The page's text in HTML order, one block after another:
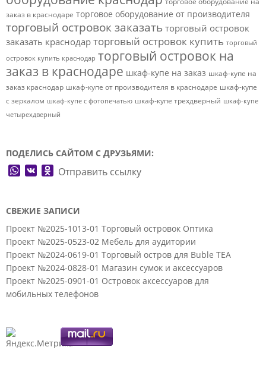
заказ в краснодаре торговое оборудование от производителя
торговый островок заказать торговый островок
заказать краснодар торговый островок купить торговый
островок купить краснодар торговый островок на
заказ в краснодаре шкаф-купе на заказ шкаф-купе на
заказ краснодар шкаф-купе от производителя в краснодаре шкаф-купе
с зеркалом шкаф-купе с фотопечатью шкаф-купе трехдверный шкаф-купе
четырехдверный
ПОДЕЛИСЬ САЙТОМ С ДРУЗЬЯМИ:
WhatsApp
VK Odnoklassniki
Отправить ссылку
СВЕЖИЕ ЗАПИСИ
Проект №2025-1013-01 Торговый островок Оптика
Проект №2025-0523-02 Мебель для аудитории
Проект №2024-0619-01 Торговый остров для Buble TEA
Проект №2024-0828-01 Магазин сумок и аксессуаров
Проект №2025-0901-01 Островок аксессуаров для
мобильных телефонов